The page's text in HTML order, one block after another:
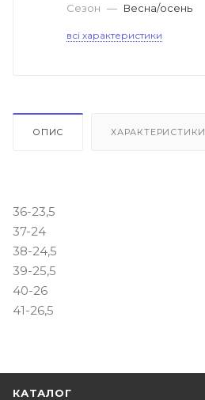
Сезон — Весна/осень
всі характеристики
ОПИС ХАРАКТЕРИСТИКИ
36-23,5
37-24
38-24,5
39-25,5
40-26
41-26,5
КАТАЛОГ